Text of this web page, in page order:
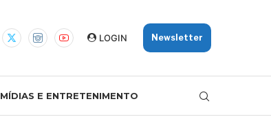
LOGIN Newsletter
MÍDIAS E ENTRETENIMENTO